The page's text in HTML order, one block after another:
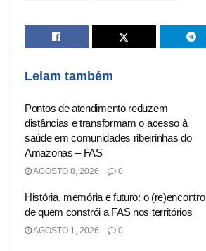
Leiam também
Pontos de atendimento reduzem
distâncias e transformam o acesso à
saúde em comunidades ribeirinhas do
Amazonas – FAS
AGOSTO 8, 2026 0
História, memória e futuro: o (re)encontro
de quem constrói a FAS nos territórios
AGOSTO 1, 2026 0